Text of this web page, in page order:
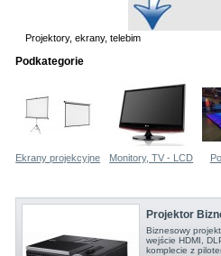
Projektory, ekrany, telebim
Podkategorie
Ekrany projekcyjne Monitory, TV - LCD
Projektor
Biznesowy
wejście HDMI,
komplecie z